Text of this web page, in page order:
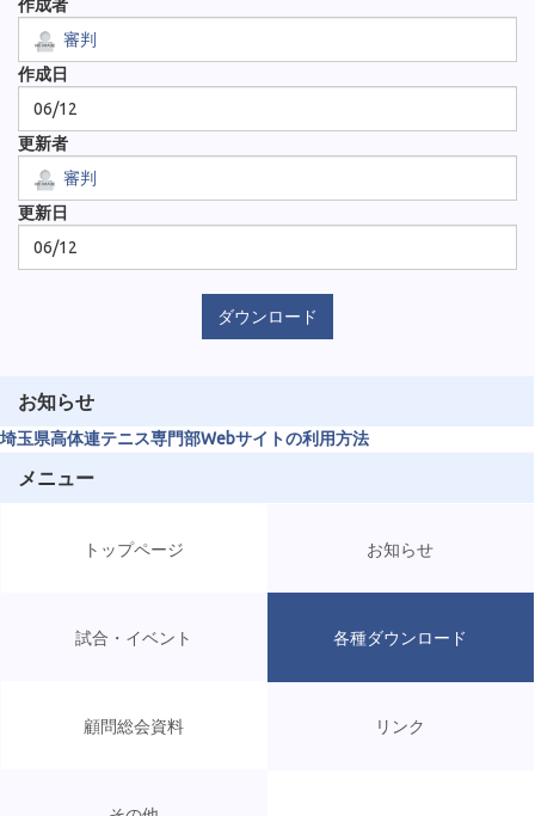
作成者
審判
作成日
06/12
更新者
審判
更新日
06/12
ダウンロード
お知らせ
埼玉県高体連テニス専門部Webサイトの利用方法
メニュー
トップページ お知らせ
試合・イベント 各種ダウンロード
顧問総会資料 リンク